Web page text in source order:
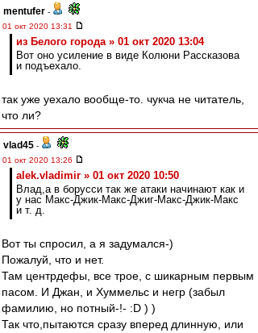
mentufer -
01 окт 2020 13:31
из Белого города » 01 окт 2020 13:04
Вот оно усиление в виде Колюни Рассказова
и подъехало.
так уже уехало вообще-то. чукча не читатель,
что ли?
vlad45 -
01 окт 2020 13:26
alek.vladimir » 01 окт 2020 10:50
Влад,а в борусси так же атаки начинают как и
у нас Макс-Джик-Макс-Джиг-Макс-Джик-Макс
и т. д.
Вот ты спросил, а я задумался-)
Пожалуй, что и нет.
Там центрдефы, все трое, с шикарным первым
пасом. И Джан, и Хуммельс и негр (забыл
фамилию, но потный-!- :D ) )
Так что,пытаются сразу вперед длинную, или